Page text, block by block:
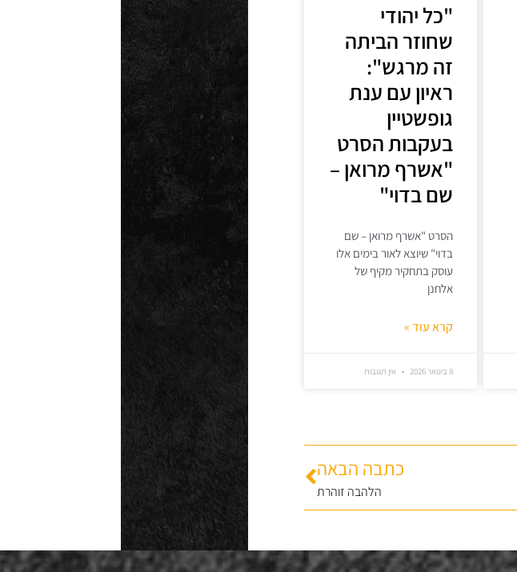
"כל יהודי
שחוזר הביתה
זה מרגש":
ראיון עם ענת
גופשטיין
בעקבות הסרט
"אשרף מרואן –
שם בדוי"
הסרט "אשרף מרואן – שם
בדוי" שיוצא לאור בימים אלו
עוסק בתחקיר מקיף של
אלחנן
קרא עוד »
8 בינואר 2026 אין תגובות
כתבה הבאה
הלהבה זוהרת